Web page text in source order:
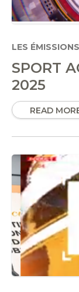
LES ÉMISSIONS
SPORT
2025
READ